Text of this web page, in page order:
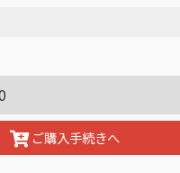
ご購入手続きへ